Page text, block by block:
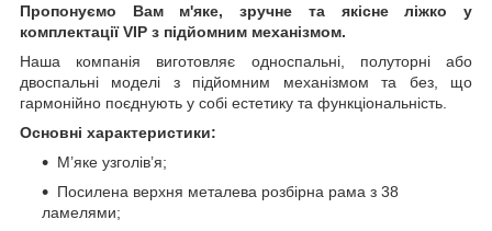
Пропонуємо Вам м'яке, зручне та якiсне ліжко у
комплектації VIP з підйомним механізмом.
Наша компанія виготовляє односпальні, полуторні або
двоспальні моделі з підйомним механізмом та без, що
гармонійно поєднують у собі естетику та функціональність.
Основні характеристики:
М’яке узголів’я;
Посилена верхня металева розбірна рама з 38
ламелями;